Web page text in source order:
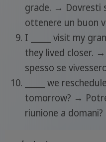
grade. → Dovresti
ottenere un buon
I _____ visit my
they lived closer.
spesso se
_____ we
tomorrow? →
riunione a domani?